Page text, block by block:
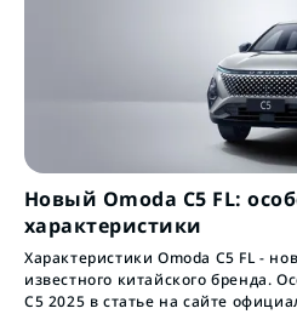
Новый Omoda C5 FL:
характеристики
Характеристики Omoda C5 FL -
известного китайского бренда.
С5 2025 в статье на сайте